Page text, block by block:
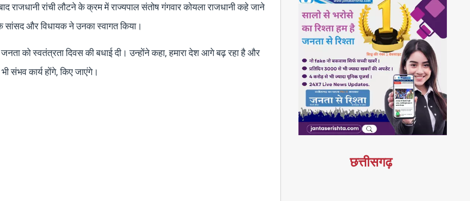
राजधानी रांची लौटने के क्रम में राज्यपाल संतोष गंगवार कोयला राजधानी कहे जाने
और विधायक ने उनका स्वागत किया।
को स्वतंत्रता दिवस की बधाई दी। उन्होंने कहा, हमारा देश आगे बढ़ रहा है और
संभव कार्य होंगे, किए जाएंगे।
छत्तीसगढ़